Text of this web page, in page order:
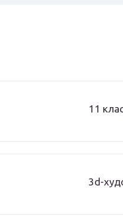
11
3d-